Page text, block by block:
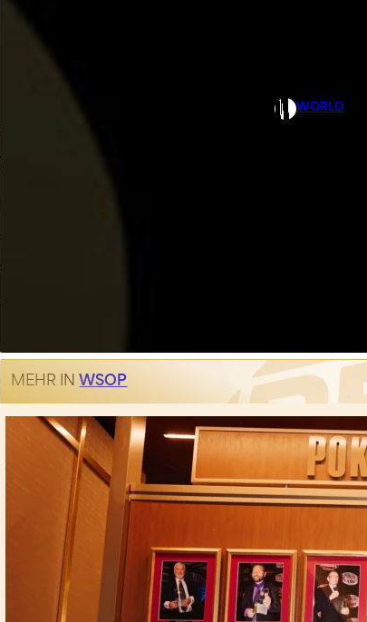
WORLD
MEHR IN WSOP